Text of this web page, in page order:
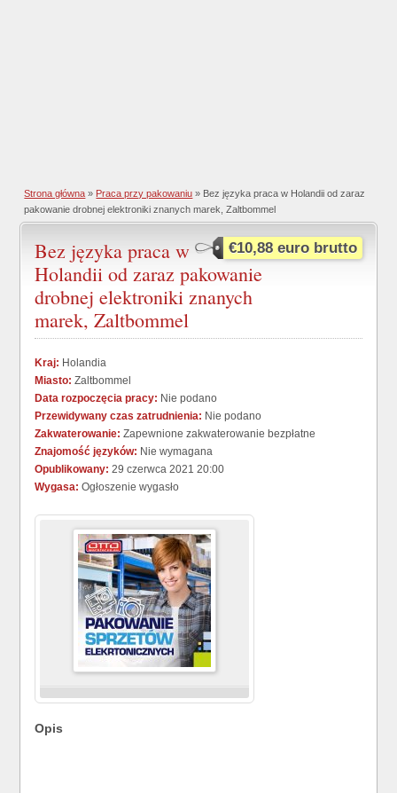
Strona główna » Praca przy pakowaniu » Bez języka praca w Holandii od zaraz
pakowanie drobnej elektroniki znanych marek, Zaltbommel
€10,88 euro brutto
Bez języka praca w
Holandii od zaraz pakowanie
drobnej elektroniki znanych
marek, Zaltbommel
Kraj: Holandia
Miasto: Zaltbommel
Data rozpoczęcia pracy: Nie podano
Przewidywany czas zatrudnienia: Nie podano
Zakwaterowanie: Zapewnione zakwaterowanie bezpłatne
Znajomość języków: Nie wymagana
Opublikowany: 29 czerwca 2021 20:00
Wygasa: Ogłoszenie wygasło
Opis